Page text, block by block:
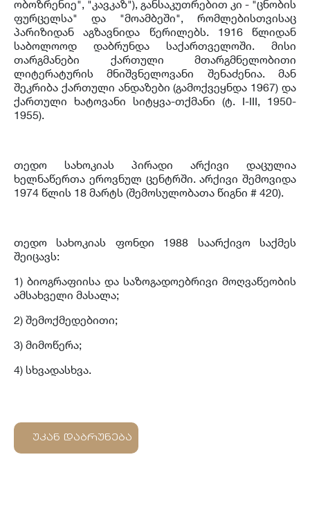
ობოზრენიე", "კავკაზ"), განსაკუთრებით კი - "ცნობის
ფურცელსა" და "მოამბეში", რომლებისთვისაც
პარიზიდან აგზავნიდა წერილებს. 1916 წლიდან
საბოლოოდ დაბრუნდა საქართველოში. მისი
თარგმანები ქართული მთარგმნელობითი
ლიტერატურის მნიშვნელოვანი შენაძენია. მან
შეკრიბა ქართული ანდაზები (გამოქვეყნდა 1967) და
ქართული ხატოვანი სიტყვა-თქმანი (ტ. I-III, 1950-
1955).
თედო სახოკიას პირადი არქივი დაცულია
ხელნაწერთა ეროვნულ ცენტრში. არქივი შემოვიდა
1974 წლის 18 მარტს (შემოსულობათა წიგნი # 420).
თედო სახოკიას ფონდი 1988 საარქივო საქმეს
შეიცავს:
1) ბიოგრაფიისა და საზოგადოებრივი მოღვაწეობის
ამსახველი მასალა;
2) შემოქმედებითი;
3) მიმოწერა;
4) სხვადასხვა.
უკან დაბრუნება